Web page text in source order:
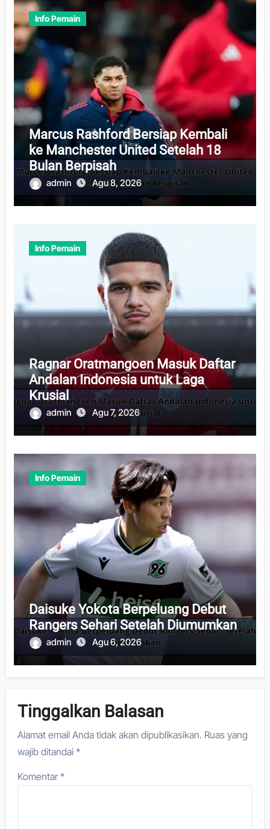
Info Pemain
Marcus Rashford Bersiap Kembali
ke Manchester United Setelah 18
Bulan Berpisah
admin Agu 8, 2026
Info Pemain
Ragnar Oratmangoen Masuk Daftar
Andalan Indonesia untuk Laga
Krusial
admin Agu 7, 2026
Info Pemain
Daisuke Yokota Berpeluang Debut
Rangers Sehari Setelah Diumumkan
admin Agu 6, 2026
Tinggalkan Balasan
Alamat email Anda tidak akan dipublikasikan. Ruas yang
wajib ditandai*
Komentar*